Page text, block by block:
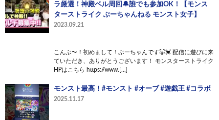
ラ厳選！神殿ベル周回🔔誰でも参加OK！【モンス
ターストライク ぶーちゃんねる モンスト女子】
2023.09.21
こんぶ〜！初めまして！ぶーちゃんです🐷💓 配信に遊びに来
ていただき、ありがとうございます！ モンスターストライク
HPはこちら https://www.[…]
モンスト最高！#モンスト #オーブ #遊戯王 #コラボ
2025.11.17